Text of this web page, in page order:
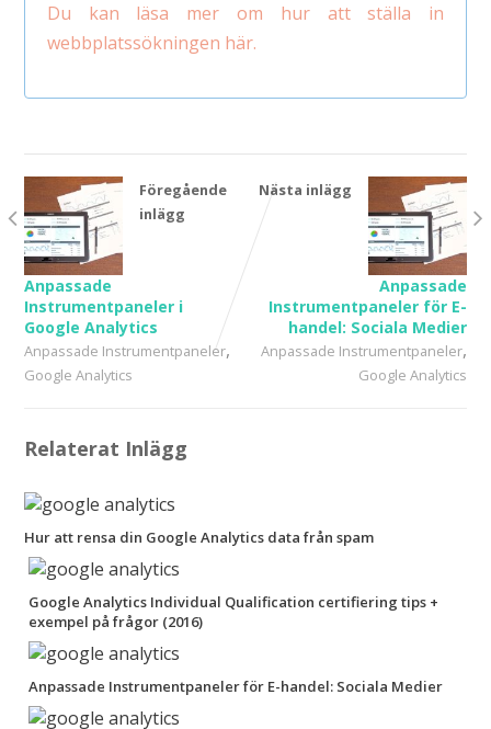
Du kan läsa mer om hur att ställa in
webbplatssökningen här.
Föregående
inlägg
Anpassade
Instrumentpaneler i
Google Analytics
Anpassade Instrumentpaneler,
Google Analytics
Nästa inlägg
Anpassade
Instrumentpaneler för E-
handel: Sociala Medier
Anpassade Instrumentpaneler,
Google Analytics
Relaterat Inlägg
Hur att rensa din Google Analytics data från spam
Google Analytics Individual Qualification certifiering tips +
exempel på frågor (2016)
Anpassade Instrumentpaneler för E-handel: Sociala Medier